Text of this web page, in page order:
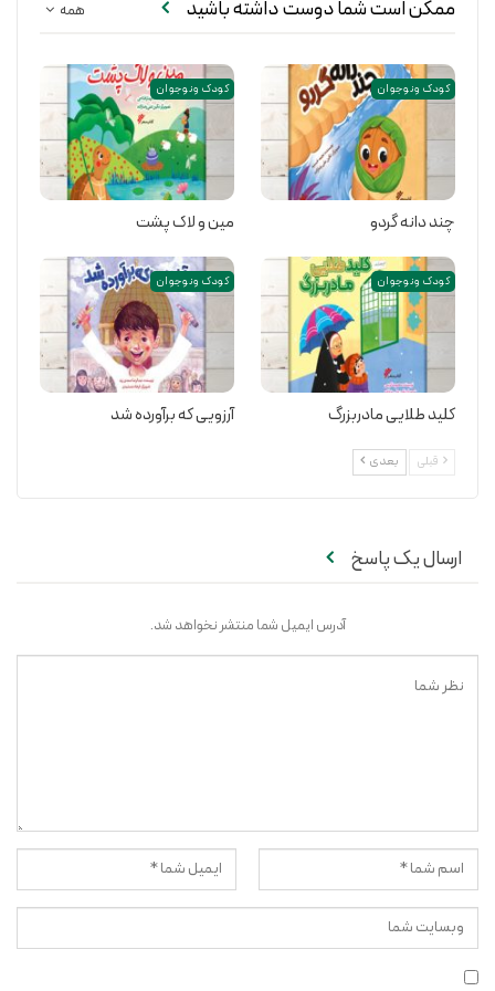
همه ممکن است شما دوست داشته باشید
کودک و نوجوان
چند دانه گردو
کودک و نوجوان
مین و لاک پشت
کودک و نوجوان
کلید طلایی مادربزرگ
کودک و نوجوان
آرزویی که برآورده شد
قبلی بعدی
ارسال یک پاسخ
آدرس ایمیل شما منتشر نخواهد شد.